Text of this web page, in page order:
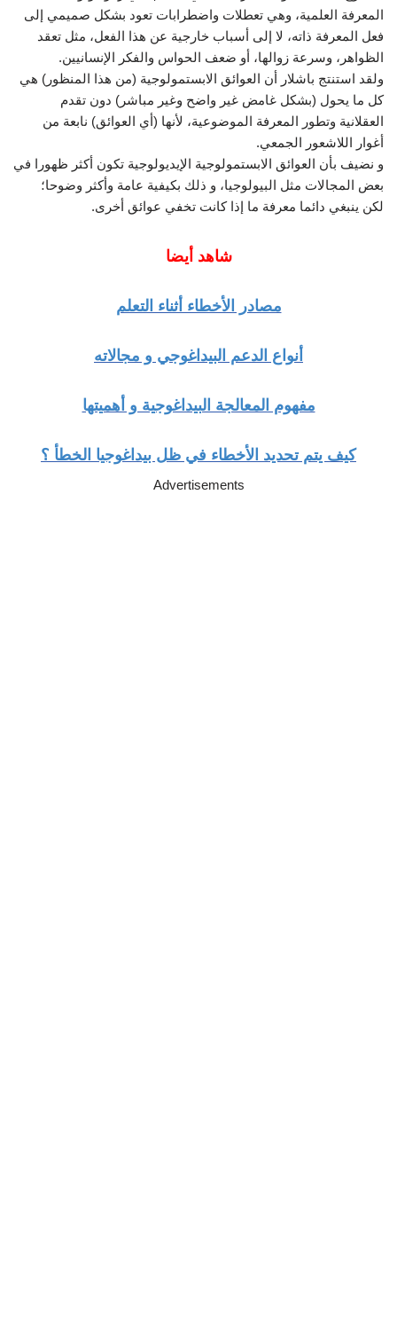
المعرفة العلمية، وهي تعطلات واضطرابات تعود بشكل صميمي إلى
فعل المعرفة ذاته، لا إلى أسباب خارجية عن هذا الفعل، مثل تعقد
الظواهر، وسرعة زوالها، أو ضعف الحواس والفكر الإنسانيين.
ولقد استنتج باشلار أن العوائق الابستمولوجية (من هذا المنظور) هي
كل ما يحول (بشكل غامض غير واضح وغير مباشر) دون تقدم
العقلانية وتطور المعرفة الموضوعية، لأنها (أي العوائق) نابعة من
أغوار اللاشعور الجمعي.
و نضيف بأن العوائق الابستمولوجية الإيديولوجية تكون أكثر ظهورا في
بعض المجالات مثل البيولوجيا، و ذلك بكيفية عامة وأكثر وضوحا؛
لكن ينبغي دائما معرفة ما إذا كانت تخفي عوائق أخرى.
شاهد أيضا
مصادر الأخطاء أثناء التعلم
أنواع الدعم البيداغوجي و مجالاته
مفهوم المعالجة البيداغوجية و أهميتها
كيف يتم تحديد الأخطاء في ظل بيداغوجيا الخطأ ؟
Advertisements